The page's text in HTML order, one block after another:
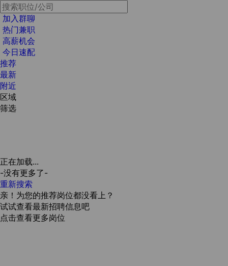
加入群聊
热门兼职
高薪机会
今日速配
推荐
最新
附近
区域
筛选
正在加载...
-没有更多了-
重新搜索
亲！为您的推荐岗位都没看上？
试试查看最新招聘信息吧
点击查看更多岗位